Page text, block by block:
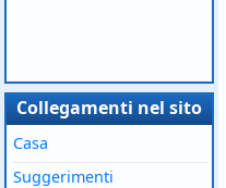
Collegamenti nel sito
Casa
Suggerimenti